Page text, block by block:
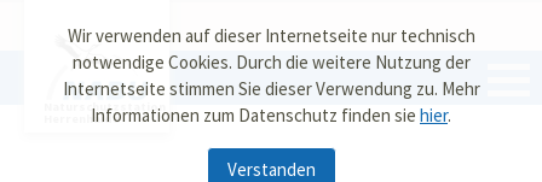
Wir verwenden auf dieser Internetseite nur technisch
notwendige Cookies. Durch die weitere Nutzung der
Internetseite stimmen Sie dieser Verwendung zu. Mehr
Informationen zum Datenschutz finden sie hier.
Verstanden
Naturschutzstation
Herrenhaide